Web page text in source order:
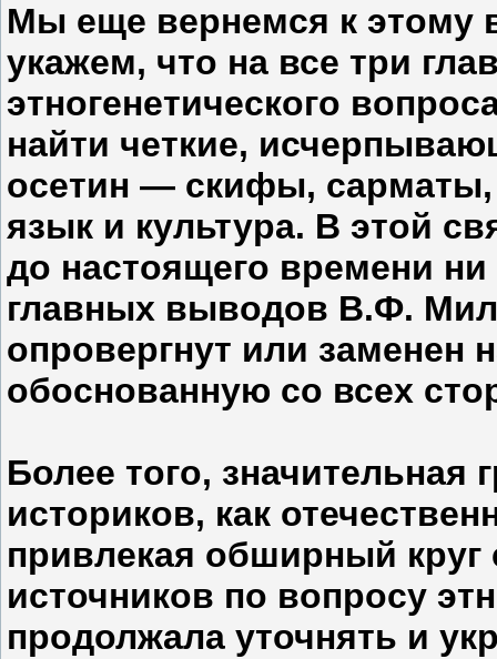
Мы еще вернемся к этому
укажем, что на все три
этногенетического
найти четкие,
осетин — скифы, сарматы,
язык и культура. В этой
до настоящего времени
главных выводов В.Ф.
опровергнут или заменен
обоснованную со всех
Более того, значительная
историков, как
привлекая обширный
источников по вопросу
продолжала уточнять и